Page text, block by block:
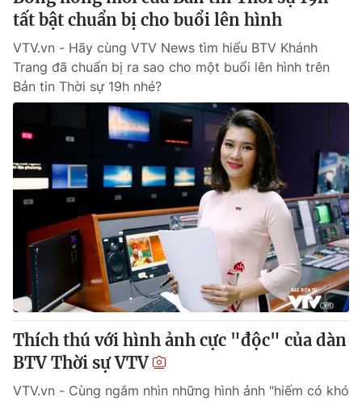
tất bật chuẩn bị cho buổi lên hình
VTV.vn - Hãy cùng VTV News tìm hiểu BTV Khánh
Trang đã chuẩn bị ra sao cho một buổi lên hình trên
Bản tin Thời sự 19h nhé?
Thích thú với hình ảnh cực "độc" của dàn
BTV Thời sự VTV
VTV.vn - Cùng ngắm nhìn những hình ảnh "hiếm có khó